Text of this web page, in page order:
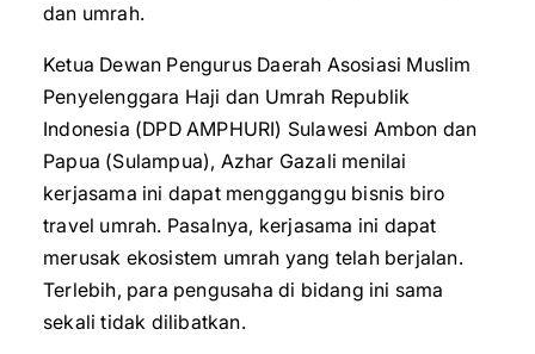
dan umrah.
Ketua Dewan Pengurus Daerah Asosiasi Muslim
Penyelenggara Haji dan Umrah Republik
Indonesia (DPD AMPHURI) Sulawesi Ambon dan
Papua (Sulampua), Azhar Gazali menilai
kerjasama ini dapat mengganggu bisnis biro
travel umrah. Pasalnya, kerjasama ini dapat
merusak ekosistem umrah yang telah berjalan.
Terlebih, para pengusaha di bidang ini sama
sekali tidak dilibatkan.